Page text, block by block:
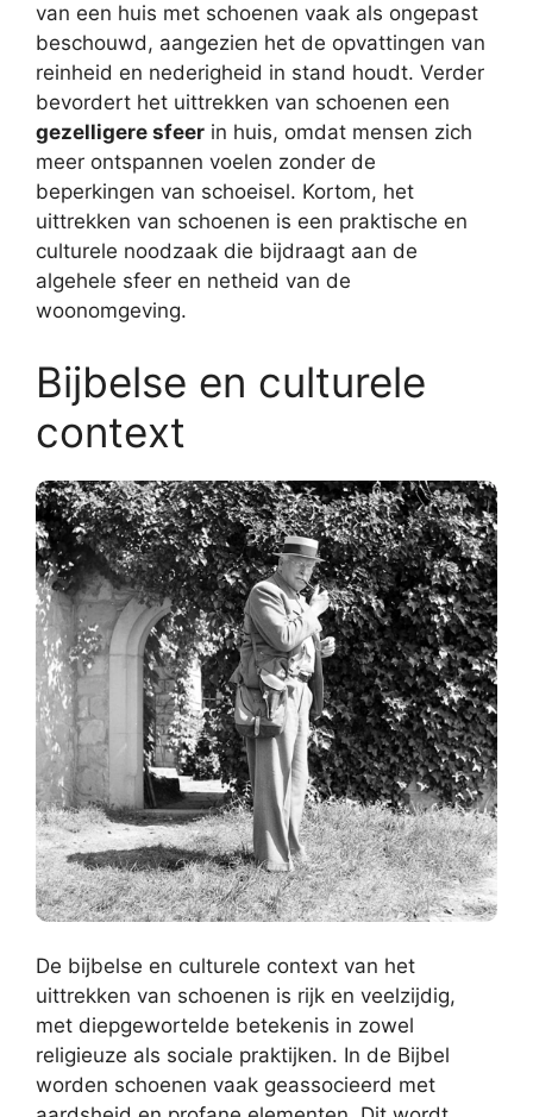
van een huis met schoenen vaak als ongepast
beschouwd, aangezien het de opvattingen van
reinheid en nederigheid in stand houdt. Verder
bevordert het uittrekken van schoenen een
gezelligere sfeer in huis, omdat mensen zich
meer ontspannen voelen zonder de
beperkingen van schoeisel. Kortom, het
uittrekken van schoenen is een praktische en
culturele noodzaak die bijdraagt aan de
algehele sfeer en netheid van de
woonomgeving.
Bijbelse en culturele
context
De bijbelse en culturele context van het
uittrekken van schoenen is rijk en veelzijdig,
met diepgewortelde betekenis in zowel
religieuze als sociale praktijken. In de Bijbel
worden schoenen vaak geassocieerd met